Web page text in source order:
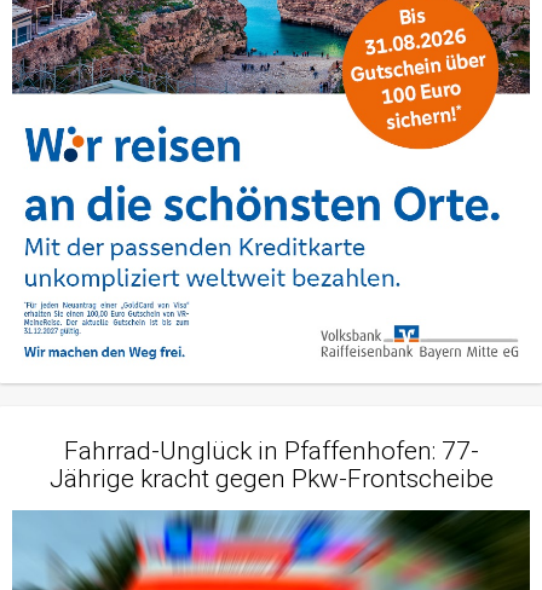
Fahrrad-Unglück in Pfaffenhofen: 77-
Jährige kracht gegen Pkw-Frontscheibe